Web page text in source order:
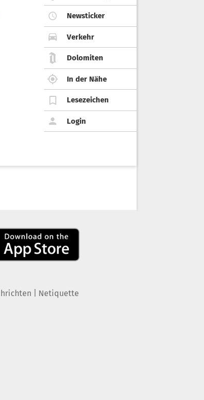
Newsticker
Verkehr
Dolomiten
In der Nähe
Lesezeichen
Login
Netiquette